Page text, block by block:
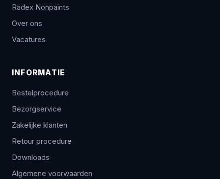
Radex Nonpaints
Over ons
Vacatures
INFORMATIE
Bestelprocedure
Bezorgservice
Zakelijke klanten
Retour procedure
Downloads
Algemene voorwaarden